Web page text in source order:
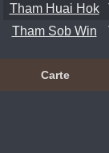
Tham Huai Hok
Tham Sob Win
Carte